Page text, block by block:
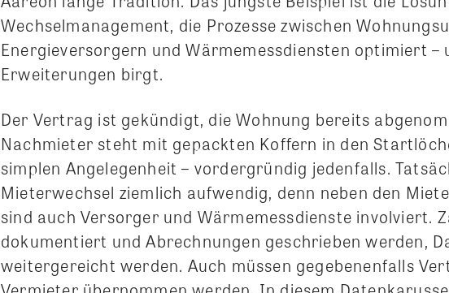
Wechselmanagement, die Prozesse zwischen
Energieversorgern und Wärmemessdiensten optimiert –
Erweiterungen birgt.
Der Vertrag ist gekündigt, die Wohnung bereits
Nachmieter steht mit gepackten Koffern in den
simplen Angelegenheit – vordergründig jedenfalls.
Mieterwechsel ziemlich aufwendig, denn neben den
sind auch Versorger und Wärmemessdienste involviert.
dokumentiert und Abrechnungen geschrieben werden,
weitergereicht werden. Auch müssen gegebenenfalls